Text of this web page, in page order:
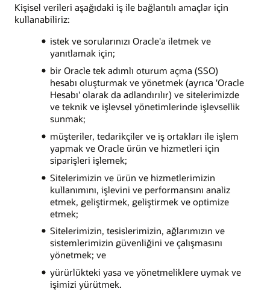
Kişisel verileri aşağıdaki iş ile bağlantılı amaçlar için
kullanabiliriz:
istek ve sorularınızı Oracle'a iletmek ve
yanıtlamak için;
bir Oracle tek adımlı oturum açma (SSO)
hesabı oluşturmak ve yönetmek (ayrıca 'Oracle
Hesabı' olarak da adlandırılır) ve sitelerimizde
ve teknik ve işlevsel yönetimlerinde işlevsellik
sunmak;
müşteriler, tedarikçiler ve iş ortakları ile işlem
yapmak ve Oracle ürün ve hizmetleri için
siparişleri işlemek;
Sitelerimizin ve ürün ve hizmetlerimizin
kullanımını, işlevini ve performansını analiz
etmek, geliştirmek, geliştirmek ve optimize
etmek;
Sitelerimizin, tesislerimizin, ağlarımızın ve
sistemlerimizin güvenliğini ve çalışmasını
yönetmek; ve
yürürlükteki yasa ve yönetmeliklere uymak ve
işimizi yürütmek.